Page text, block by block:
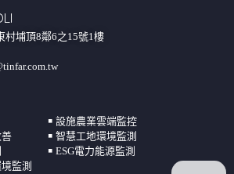
村埔頂8鄰6之15號1樓
監測
￭ 設施農業雲端監控
￭ 智慧工地環境監測
￭ ESG電力能源監測